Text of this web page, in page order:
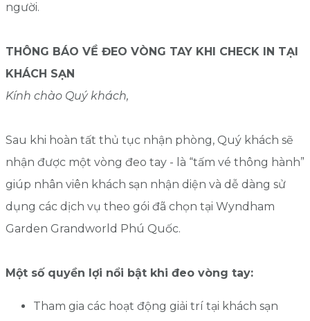
người.
THÔNG BÁO VỀ ĐEO VÒNG TAY KHI CHECK IN TẠI
KHÁCH SẠN
Kính chào Quý khách,
Sau khi hoàn tất thủ tục nhận phòng, Quý khách sẽ
nhận được một vòng đeo tay - là “tấm vé thông hành”
giúp nhân viên khách sạn nhận diện và dễ dàng sử
dụng các dịch vụ theo gói đã chọn tại Wyndham
Garden Grandworld Phú Quốc.
Một số quyền lợi nổi bật khi đeo vòng tay:
Tham gia các hoạt động giải trí tại khách sạn